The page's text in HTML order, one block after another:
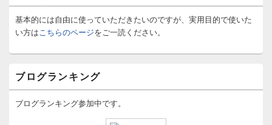
基本的には自由に使っていただきたいのですが、実用目的で使いた
い方はこちらのページをご一読ください。
ブログランキング
ブログランキング参加中です。